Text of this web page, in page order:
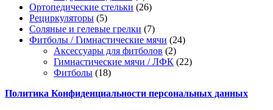
товаров
Ортопедические стельки 2626
Рециркуляторы 55
товаров
Соляные и гелевые грелки 77
товаров
Фитболы / Гимнастические мячи 2424
Аксессуары для фитболов 22
товара
Гимнастические мячи / ЛФК 2222
Фитболы 1818
Политика Конфиденциальности персональных данных